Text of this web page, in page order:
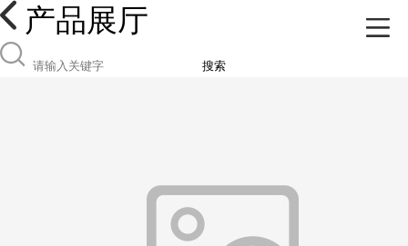
产品展厅
搜索